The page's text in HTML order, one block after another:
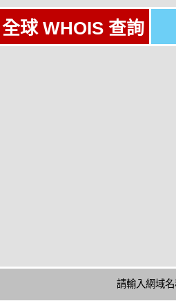
全球 WHOIS 查詢
請輸入網域